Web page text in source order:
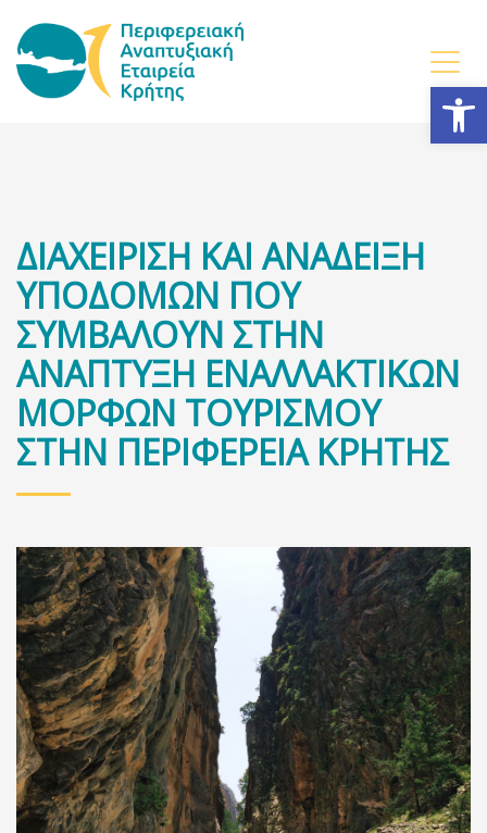
ΔΙΑΧΕΙΡΙΣΗ ΚΑΙ ΑΝΑΔΕΙΞΗ
ΥΠΟΔΟΜΩΝ ΠΟΥ
ΣΥΜΒΑΛΟΥΝ ΣΤΗΝ
ΑΝΑΠΤΥΞΗ ΕΝΑΛΛΑΚΤΙΚΩΝ
ΜΟΡΦΩΝ ΤΟΥΡΙΣΜΟΥ
ΣΤΗΝ ΠΕΡΙΦΕΡΕΙΑ ΚΡΗΤΗΣ